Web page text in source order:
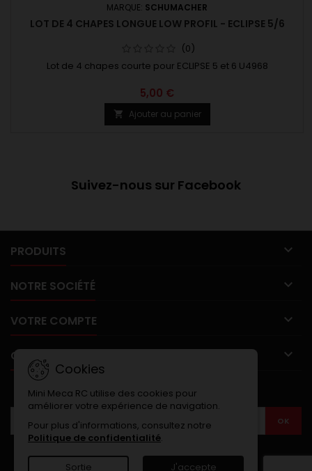
MARQUE: SCHUMACHER
LOT DE 4 CHAPES LONGUE LOW PROFIL - ECLIPSE 5/6
(0)
Lot de 4 chapes courte pour ECLIPSE 5 et 6 U4968
5,00 €
 Ajouter au panier
Suivez-nous sur Facebook
PRODUITS 
NOTRE SOCIÉTÉ 
VOTRE COMPTE 
CONTACT 
Cookies
Mini Meca RC utilise des cookies pour
améliorer votre expérience de navigation.
Pour plus d'informations, consultez notre
Politique de confidentialité.
Sortie J'accepte
LETTRE D'INFORMATIONS